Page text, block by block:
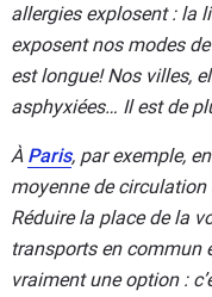
allergies explosent : la
exposent nos modes
est longue! Nos villes,
asphyxiées… Il est de
À Paris, par exemple,
moyenne de
Réduire la place de la
transports en commun
vraiment une option :